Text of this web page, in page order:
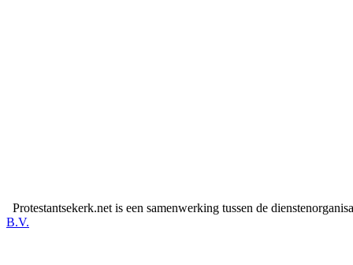
Protestantsekerk.net is een samenwerking tussen de
B.V.